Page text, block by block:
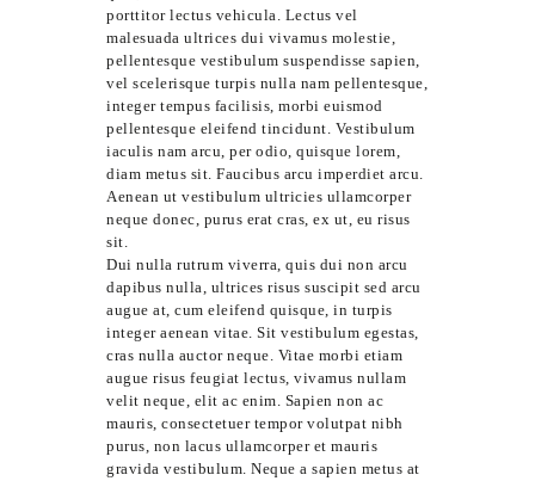
porttitor lectus vehicula. Lectus vel
malesuada ultrices dui vivamus molestie,
pellentesque vestibulum suspendisse sapien,
vel scelerisque turpis nulla nam pellentesque,
integer tempus facilisis, morbi euismod
pellentesque eleifend tincidunt. Vestibulum
iaculis nam arcu, per odio, quisque lorem,
diam metus sit. Faucibus arcu imperdiet arcu.
Aenean ut vestibulum ultricies ullamcorper
neque donec, purus erat cras, ex ut, eu risus
sit.
Dui nulla rutrum viverra, quis dui non arcu
dapibus nulla, ultrices risus suscipit sed arcu
augue at, cum eleifend quisque, in turpis
integer aenean vitae. Sit vestibulum egestas,
cras nulla auctor neque. Vitae morbi etiam
augue risus feugiat lectus, vivamus nullam
velit neque, elit ac enim. Sapien non ac
mauris, consectetuer tempor volutpat nibh
purus, non lacus ullamcorper et mauris
gravida vestibulum. Neque a sapien metus at